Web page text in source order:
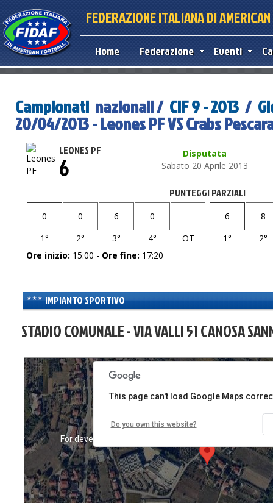
FEDERAZIONE ITALIANA DI
Home Federazione Eventi
Campionati nazionali / CIF 9 - 2013 /
20/04/2013 - Leones PF VS Crabs
LEONES PF
Disputata
Sabato 20 Aprile 2013
6
PUNTEGGI PARZIALI
0 0 6
0
1°
2° 3° 4° OT
6
8
1°
2°
Ore inizio: 15:00 - Ore fine: 17:20
IMPIANTO SPORTIVO
STADIO COMUNALE - VIA VALLI 51 CANOSA
For development purposes only
only
This page can't load Google Maps
Do you own this website?